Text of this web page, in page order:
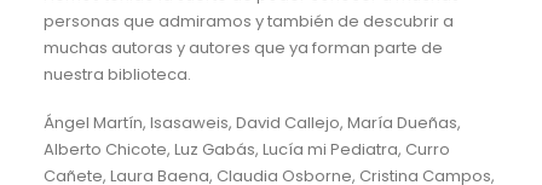
personas que admiramos y también de descubrir a
muchas autoras y autores que ya forman parte de
nuestra biblioteca.
Ángel Martín, Isasaweis, David Callejo, María Dueñas,
Alberto Chicote, Luz Gabás, Lucía mi Pediatra, Curro
Cañete, Laura Baena, Claudia Osborne, Cristina Campos,